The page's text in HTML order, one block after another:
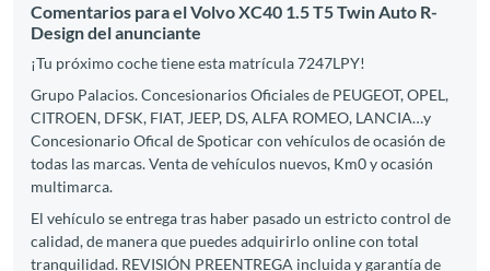
Comentarios para el Volvo XC40 1.5 T5 Twin Auto R-
Design del anunciante
¡Tu próximo coche tiene esta matrícula 7247LPY!
Grupo Palacios. Concesionarios ​Oficiales de PEUGEOT, OPEL,
CITROEN, DFSK, FIAT, JEEP, DS, ALFA ROMEO, LANCIA…​y
Concesionario Ofical de Spoticar con vehículos de ocasión de
todas las marcas.​ Venta de vehículos nuevos, Km0 y ocasión
multimarca.
El vehículo se entrega tras haber pasado un estricto control de
calidad, de manera que puedes adquirirlo online con total
tranquilidad. REVISIÓN PREENTREGA incluida y garantía de